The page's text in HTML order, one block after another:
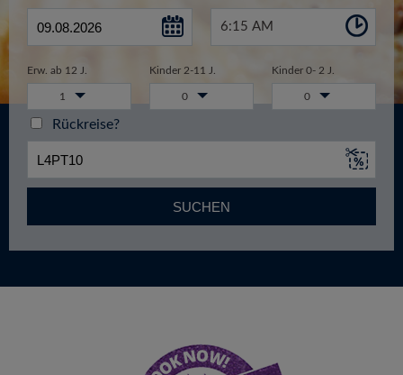
6:15 AM
Erw. ab 12 J. Kinder 2-11 J. Kinder 0- 2 J.
1 0 0
Rückreise?
SUCHEN